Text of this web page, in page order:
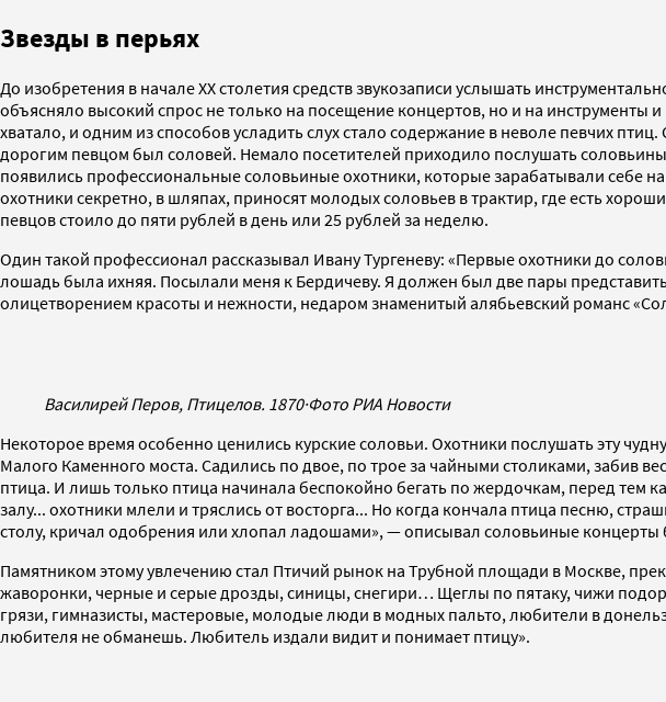
Звезды в перьях
До изобретения в начале XX столетия средств звукозаписи услышать
объясняло высокий спрос не только на посещение концертов, но и на
хватало, и одним из способов усладить слух стало содержание в неволе певчих
дорогим певцом был соловей. Немало посетителей приходило послушать
появились профессиональные соловьиные охотники, которые зарабатывали себе
охотники секретно, в шляпах, приносят молодых соловьев в трактир, где есть
певцов стоило до пяти рублей в день или 25 рублей за неделю.
Один такой профессионал рассказывал Ивану Тургеневу: «Первые охотники до
лошадь была ихняя. Посылали меня к Бердичеву. Я должен был две пары
олицетворением красоты и нежности, недаром знаменитый алябьевский романс
Василирей Перов, Птицелов. 1870·Фото РИА Новости
Некоторое время особенно ценились курские соловьи. Охотники послушать эту
Малого Каменного моста. Садились по двое, по трое за чайными столиками, забив
птица. И лишь только птица начинала беспокойно бегать по жердочкам, перед тем
залу... охотники млели и тряслись от восторга... Но когда кончала птица песню,
столу, кричал одобрения или хлопал ладошами», — описывал соловьиные
Памятником этому увлечению стал Птичий рынок на Трубной площади в Москве,
жаворонки, черные и серые дрозды, синицы, снегири… Щеглы по пятаку, чижи
грязи, гимназисты, мастеровые, молодые люди в модных пальто, любители в
любителя не обманешь. Любитель издали видит и понимает птицу».